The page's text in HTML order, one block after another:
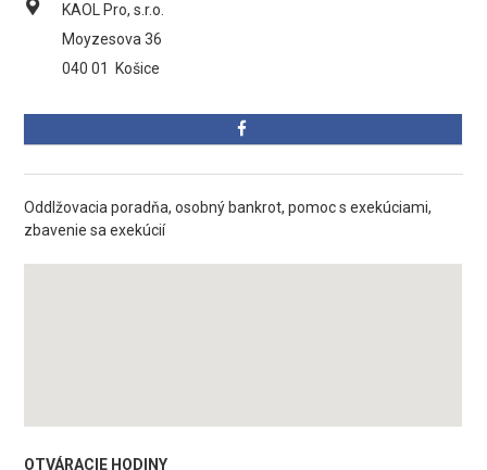
KAOL Pro, s.r.o.
Moyzesova 36
040 01
Košice
Oddlžovacia poradňa, osobný bankrot, pomoc s exekúciami,
zbavenie sa exekúcií
OTVÁRACIE HODINY